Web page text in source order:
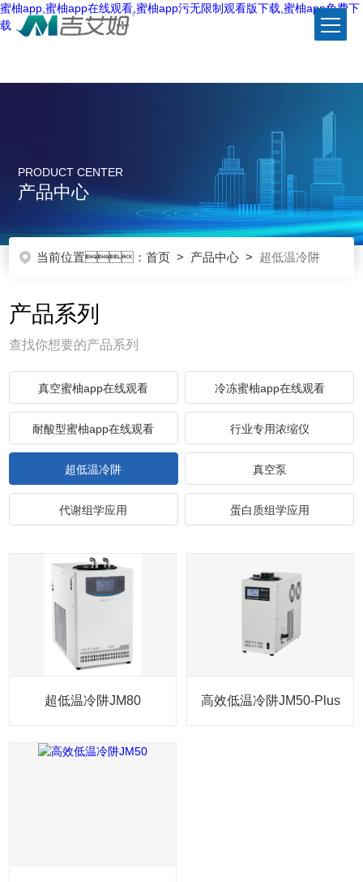
蜜柚app,蜜柚app在线观看,蜜柚app污无限制观看版下载,蜜柚app免费下
载
PRODUCT CENTER
产品中心
当前位置：首页 > 产品中心 > 超低温冷阱
产品系列
查找你想要的产品系列
真空蜜柚app在线观看 冷冻蜜柚app在线观看
耐酸型蜜柚app在线观看 行业专用浓缩仪
超低温冷阱 真空泵
代谢组学应用 蛋白质组学应用
超低温冷阱JM80 高效低温冷阱JM50-Plus